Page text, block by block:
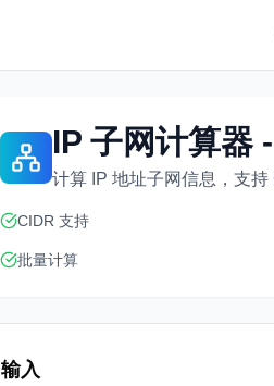
IP 子网计算器
计算 IP 地址子网信息，支
CIDR 支持
批量计算
输入